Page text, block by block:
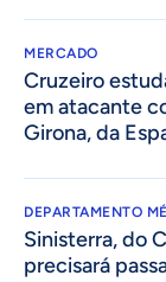
MERCADO
Cruzeiro
em atacante
Girona, da
DEPARTAMENTO
Sinisterra, do
precisará